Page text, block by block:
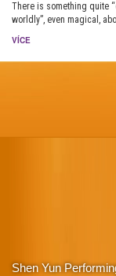
There is something quite
worldly”, even magical,
VÍCE
Shen Yun